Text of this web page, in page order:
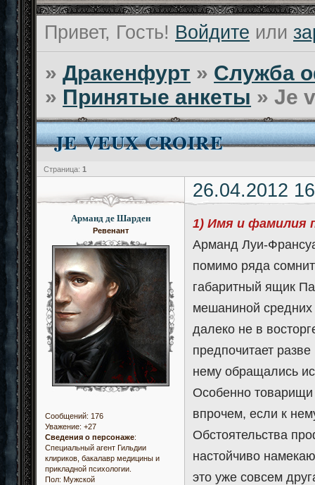
Привет, Гость! Войдите или
»Дракенфурт » Служба
» Принятые анкеты »Je
JE VEUX CROIRE
Страница: 1
26.04.2012
Арманд де Шарден
Ревенант
Сообщений: 176
Уважение: +27
Сведения о персонаже:
Специальный агент Гильдии
клириков, бакалавр медицины и
прикладной психологии.
Пол: Мужской
1) Имя и фамилия
Арманд Луи-
помимо ряда
габаритный ящик
мешаниной средних
далеко не в
предпочитает
нему обращались
Особенно товарищи
впрочем, если к
Обстоятельства
настойчиво
это уже совсем